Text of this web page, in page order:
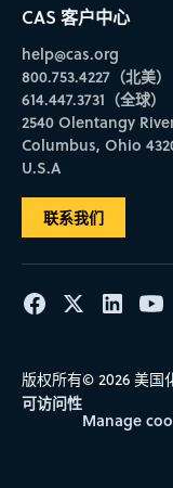
CAS 客户中心
help@cas.org
800.753.4227（北美）
614.447.3731（全球）
2540 Olentangy
Columbus, Ohio
U.S.A
联系我们
版权所有© 2026 美国
可访问性
Manage